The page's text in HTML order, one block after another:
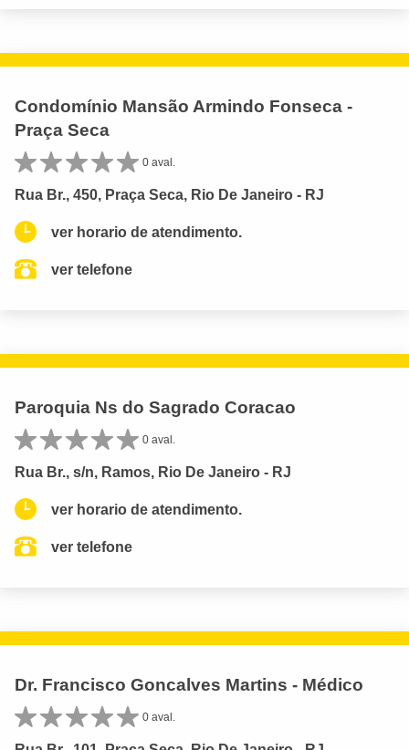
Condomínio Mansão Armindo Fonseca -
Praça Seca
0 aval.
Rua Br., 450, Praça Seca, Rio De Janeiro - RJ
ver horario de atendimento.
ver telefone
Paroquia Ns do Sagrado Coracao
0 aval.
Rua Br., s/n, Ramos, Rio De Janeiro - RJ
ver horario de atendimento.
ver telefone
Dr. Francisco Goncalves Martins - Médico
0 aval.